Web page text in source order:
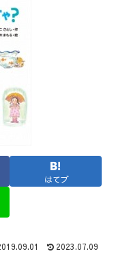
はてブ
2023.07.09